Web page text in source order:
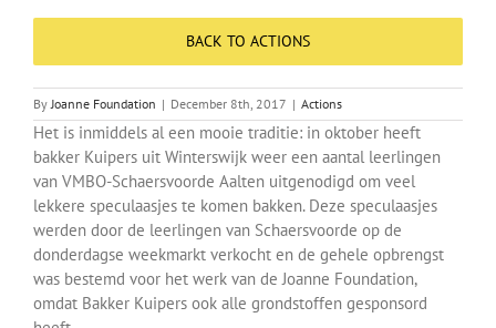
BACK TO ACTIONS
By Joanne Foundation | December 8th, 2017 | Actions
Het is inmiddels al een mooie traditie: in oktober heeft
bakker Kuipers uit Winterswijk weer een aantal leerlingen
van VMBO-Schaersvoorde Aalten uitgenodigd om veel
lekkere speculaasjes te komen bakken. Deze speculaasjes
werden door de leerlingen van Schaersvoorde op de
donderdagse weekmarkt verkocht en de gehele opbrengst
was bestemd voor het werk van de Joanne Foundation,
omdat Bakker Kuipers ook alle grondstoffen gesponsord